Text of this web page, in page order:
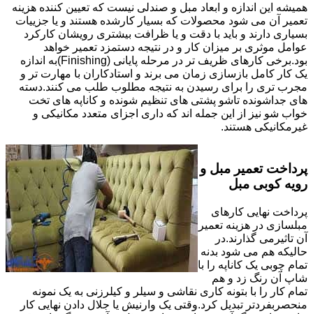
همیشه این اندازه و ابعاد مبل و صندلی نیست که تعیین کننده هزینه
تعمیر آن می شود محصولات که بسیار کارشده هستند و یا جزییات
بسیاری دارند و باید با دقت و یا ظرافت بیشتری رویشان کارکرد
عوامل موثری بر میزان کار و در نتیجه دستمزد تعمیر خواهد
بود.برخی کارهای ظریف تر در مرحله پایانی (Finishing)به اندازه
یک کار کامل بازسازی زمان می برند و استادکاران با مهارت تر و
مجرب تری را برای رسیدن به نتیجه مطلوب طلب می کنند.دسته
های جداشونده تاشو پشتی های تنظیم شونده و کاناپه های تخت
خواب شو نیز از این جمله اند که داری اجزای متعدد مکانیکی و
غیرمکانیکی هستند.
پرداخت تعمیر مبل و
رویه کوبی مبل
پرداخت نهایی کارهای
مبلسازی در هزینه تعمیر
آن تاثیرمی گذارند.در
حالیکه هم می شود بدنه
تمام چوبی یک کاناپه را با
شاپ آن رنگ زد و هم
تمام کار را با بتونه کاری نقاشی و سیلر و کیلرزنی به یک نمونه
منحصربفردتر تبدیل کرد.وقتی یک وارنیش یا جلال دادن نهایی کار